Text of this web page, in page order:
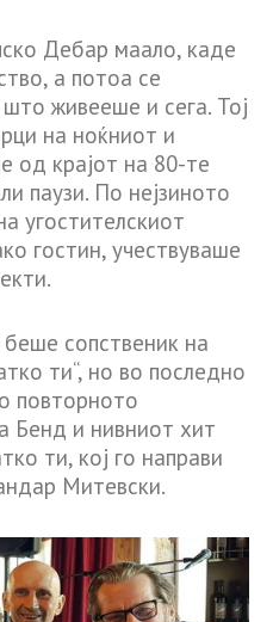
Дебар маало, каде
а потоа се
живееше и сега. Тој
на ноќниот и
од крајот на 80-те
паузи. По нејзиното
угостителскиот
гостин, учествуваше
сопственик на
ти“, но во последно
повторното
Бенд и нивниот хит
ти, кој го направи
Митевски.